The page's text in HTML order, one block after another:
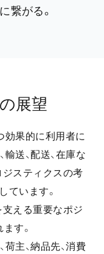
繋がる。
展望
効果的に利用者に
輸送、配送、在庫な
スティクスの考
ています。
える重要なポジ
す。
主、納品先、消費